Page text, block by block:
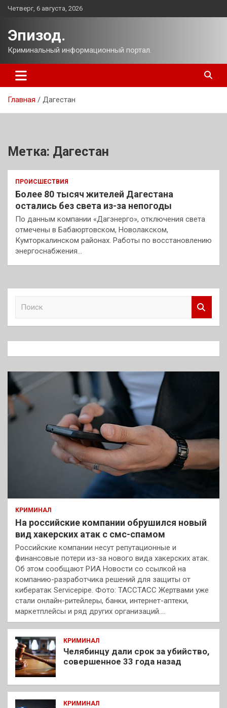
Перейти
Четверг, 6 августа, 2026
Эпизод.
Криминальный информационный портал.
Главная Дагестан
Метка: Дагестан
ПРОИСШЕСТВИЯ
Более 80 тысяч жителей Дагестана
остались без света из-за непогоды
По данным компании «Дагэнерго», отключения света
отмечены в Бабаюртовском, Новолакском,
Кумторкалинском районах. Работы по восстановлению
энергоснабжения…
к
КРИМИНАЛ
На российские компании обрушился новый
вид хакерских атак с смс-спамом
Российские компании несут репутационные и
финансовые потери из-за нового вида хакерских атак.
Об этом сообщают РИА Новости со ссылкой на
компанию-разработчика решений для защиты от
кибератак Servicepipe. Фото: ТАССТАСС Жертвами уже
стали онлайн-ритейлеры, банки, интернет-аптеки,
маркетплейсы и ряд других организаций.…
КРИМИНАЛ
Челябинцу дали срок за убийство,
совершенное 33 года назад
КРИМИНАЛ